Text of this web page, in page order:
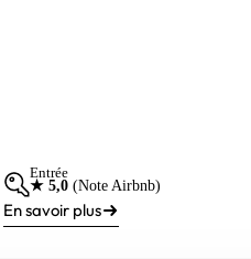
Entrée
★ 5,0 (Note Airbnb)
En savoir plus